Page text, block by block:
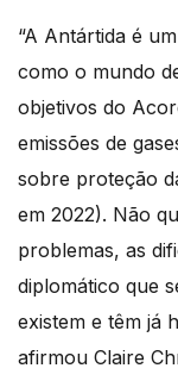
“A Antártida é
como o mundo
objetivos do
emissões de
sobre proteção
em 2022). Não
problemas, as
diplomático que
existem e têm já
afirmou Claire